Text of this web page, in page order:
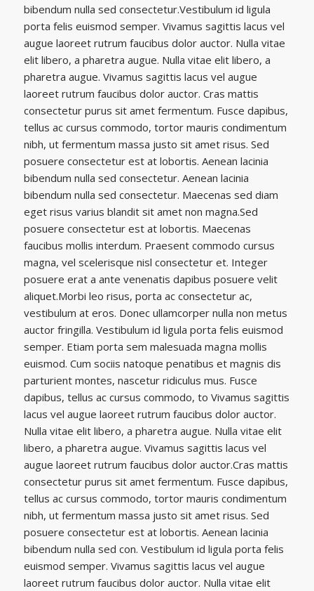
bibendum nulla sed consectetur.Vestibulum id ligula
porta felis euismod semper. Vivamus sagittis lacus vel
augue laoreet rutrum faucibus dolor auctor. Nulla vitae
elit libero, a pharetra augue. Nulla vitae elit libero, a
pharetra augue. Vivamus sagittis lacus vel augue
laoreet rutrum faucibus dolor auctor. Cras mattis
consectetur purus sit amet fermentum. Fusce dapibus,
tellus ac cursus commodo, tortor mauris condimentum
nibh, ut fermentum massa justo sit amet risus. Sed
posuere consectetur est at lobortis. Aenean lacinia
bibendum nulla sed consectetur. Aenean lacinia
bibendum nulla sed consectetur. Maecenas sed diam
eget risus varius blandit sit amet non magna.Sed
posuere consectetur est at lobortis. Maecenas
faucibus mollis interdum. Praesent commodo cursus
magna, vel scelerisque nisl consectetur et. Integer
posuere erat a ante venenatis dapibus posuere velit
aliquet.Morbi leo risus, porta ac consectetur ac,
vestibulum at eros. Donec ullamcorper nulla non metus
auctor fringilla. Vestibulum id ligula porta felis euismod
semper. Etiam porta sem malesuada magna mollis
euismod. Cum sociis natoque penatibus et magnis dis
parturient montes, nascetur ridiculus mus. Fusce
dapibus, tellus ac cursus commodo, to Vivamus sagittis
lacus vel augue laoreet rutrum faucibus dolor auctor.
Nulla vitae elit libero, a pharetra augue. Nulla vitae elit
libero, a pharetra augue. Vivamus sagittis lacus vel
augue laoreet rutrum faucibus dolor auctor.Cras mattis
consectetur purus sit amet fermentum. Fusce dapibus,
tellus ac cursus commodo, tortor mauris condimentum
nibh, ut fermentum massa justo sit amet risus. Sed
posuere consectetur est at lobortis. Aenean lacinia
bibendum nulla sed con. Vestibulum id ligula porta felis
euismod semper. Vivamus sagittis lacus vel augue
laoreet rutrum faucibus dolor auctor. Nulla vitae elit